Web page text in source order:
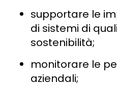
supportare le
di sistemi di
sostenibilità;
monitorare le
aziendali;